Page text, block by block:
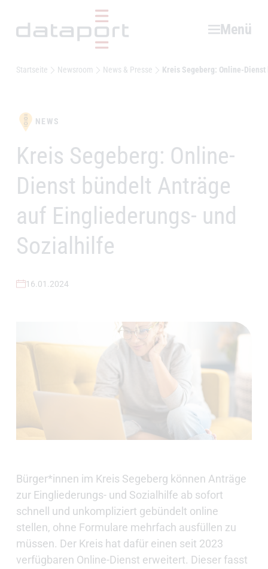
Menü
Startseite Newsroom News & Presse Kreis Segeberg: Online-
NEWS
–Kreis Segeberg: Online-
Dienst bündelt Anträge
auf Eingliederungs- und
Sozialhilfe
16.01.2024
Bürger*innen im Kreis Segeberg können Anträge
zur Eingliederungs- und Sozialhilfe ab sofort
schnell und unkompliziert gebündelt online
stellen, ohne Formulare mehrfach ausfüllen zu
müssen. Der Kreis hat dafür einen seit 2023
verfügbaren Online-Dienst erweitert. Dieser fasst